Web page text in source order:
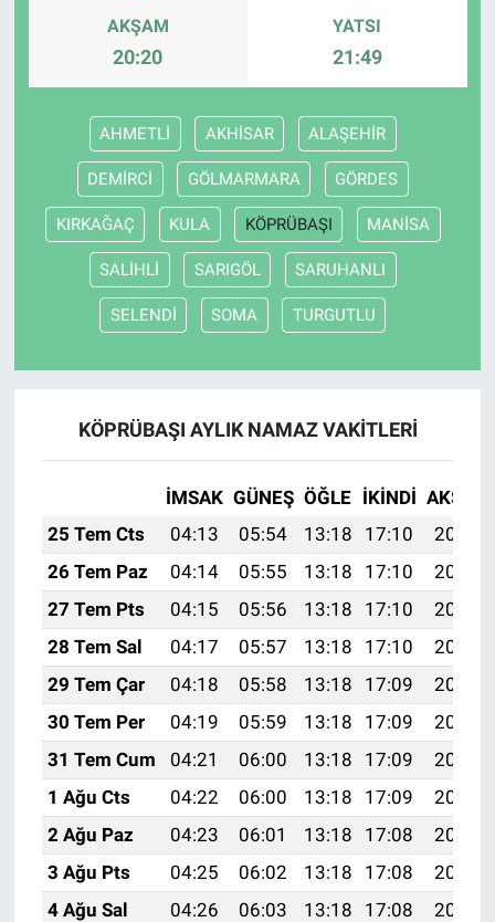
AKŞAM
20:20
YATSI
21:49
AHMETLİ AKHİSAR ALAŞEHİR
DEMİRCİ GÖLMARMARA GÖRDES
KIRKAĞAÇ KULA KÖPRÜBAŞI MANİSA
SALİHLİ SARIGÖL SARUHANLI
SELENDİ SOMA TURGUTLU
KÖPRÜBAŞI AYLIK NAMAZ VAKITLERI
İMSAK GÜNEŞ ÖĞLE İKINDI AKŞAM
25 Tem Cts
04:13 05:54 13:18 17:10
20:31
26 Tem Paz
04:14 05:55 13:18 17:10
20:31
27 Tem Pts
04:15 05:56 13:18 17:10
20:30
28 Tem Sal
04:17 05:57 13:18 17:10
20:29
29 Tem Çar
04:18 05:58 13:18 17:09
20:28
30 Tem Per
04:19 05:59 13:18 17:09
20:27
31 Tem Cum
04:21 06:00 13:18 17:09
20:26
1 Ağu Cts
04:22 06:00 13:18 17:09
20:25
2 Ağu Paz
04:23 06:01 13:18 17:08
20:24
3 Ağu Pts
04:25 06:02 13:18 17:08
20:23
4 Ağu Sal
04:26 06:03 13:18 17:08
20:22